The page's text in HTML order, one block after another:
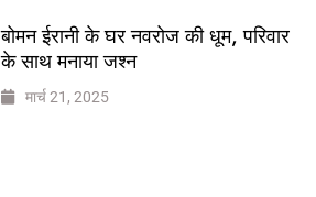
बोमन ईरानी के घर नवरोज की धूम, परिवार
के साथ मनाया जश्न
मार्च 21, 2025